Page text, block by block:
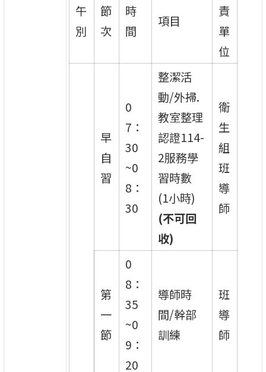
午
別
節
次
時
間
項目
責
單
位
早
自
習
0
7：
30
~0
8：
30
整潔活
動/外掃.
教室整理
認證114-
2服務學
習時數
(1小時)
(不可回
收)
衛
生
組
班
導
師
第
一
節
0
8：
35
~0
9：
20
導師時
間/幹部
訓練
班
導
師